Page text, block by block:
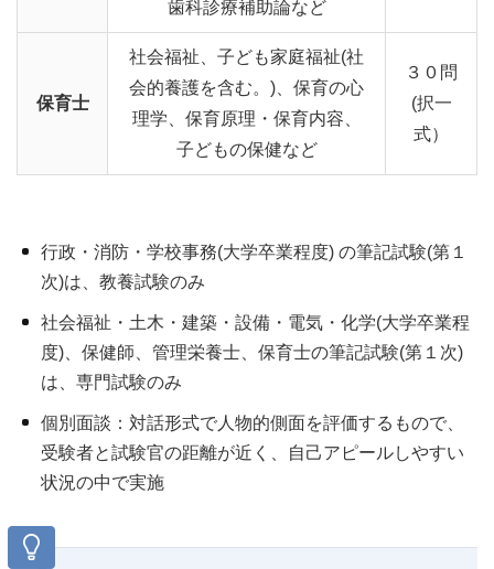
歯科診療補助論など
保育士
社会福祉、子ども家庭福祉(社
会的養護を含む。)、保育の心
理学、保育原理・保育内容、
子どもの保健など
３０問
(択一
式）
行政・消防・学校事務(大学卒業程度) の筆記試験(第１
次)は、教養試験のみ
社会福祉・土木・建築・設備・電気・化学(大学卒業程
度)、保健師、管理栄養士、保育士の筆記試験(第１次)
は、専門試験のみ
個別面談：対話形式で人物的側面を評価するもので、
受験者と試験官の距離が近く、自己アピールしやすい
状況の中で実施